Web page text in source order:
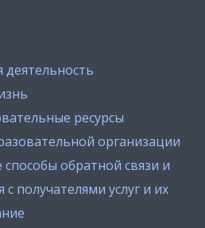
ресурсы
организации
обратной связи и
получателями услуг и их